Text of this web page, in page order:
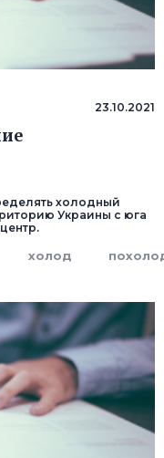
23.10.2021
холодный
Украины с юга
холод